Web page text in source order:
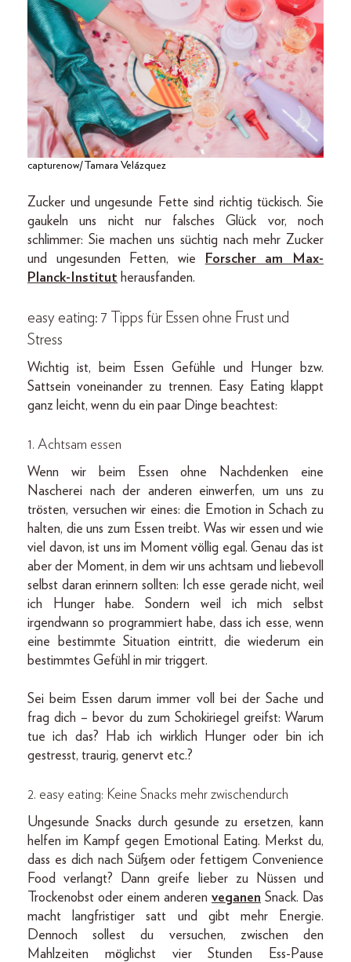
capturenow/Tamara Velázquez
Zucker und ungesunde Fette sind richtig tückisch. Sie
gaukeln uns nicht nur falsches Glück vor, noch
schlimmer: Sie machen uns süchtig nach mehr Zucker
und ungesunden Fetten, wie
Forscher am Max-
Planck-Institut herausfanden.
easy eating: 7 Tipps für Essen ohne Frust und
Stress
Wichtig ist, beim Essen Gefühle und Hunger bzw.
Sattsein voneinander zu trennen. Easy Eating klappt
ganz leicht, wenn du ein paar Dinge beachtest:
1. Achtsam essen
Wenn wir beim Essen ohne Nachdenken eine
Nascherei nach der anderen einwerfen, um uns zu
trösten, versuchen wir eines: die Emotion in Schach zu
halten, die uns zum Essen treibt. Was wir essen und wie
viel davon, ist uns im Moment völlig egal. Genau das ist
aber der Moment, in dem wir uns achtsam und liebevoll
selbst daran erinnern sollten: Ich esse gerade nicht, weil
ich Hunger habe. Sondern weil ich mich selbst
irgendwann so programmiert habe, dass ich esse, wenn
eine bestimmte Situation eintritt, die wiederum ein
bestimmtes Gefühl in mir triggert.
Sei beim Essen darum immer voll bei der Sache und
frag dich – bevor du zum Schokiriegel greifst: Warum
tue ich das? Hab ich wirklich Hunger oder bin ich
gestresst, traurig, genervt etc.?
2. easy eating: Keine Snacks mehr zwischendurch
Ungesunde Snacks durch gesunde zu ersetzen, kann
helfen im Kampf gegen Emotional Eating. Merkst du,
dass es dich nach Süßem oder fettigem Convenience
Food verlangt? Dann greife lieber zu Nüssen und
Trockenobst oder einem anderen veganen Snack. Das
macht langfristiger satt und gibt mehr Energie.
Dennoch sollest du versuchen, zwischen den
Mahlzeiten möglichst vier Stunden Ess-Pause